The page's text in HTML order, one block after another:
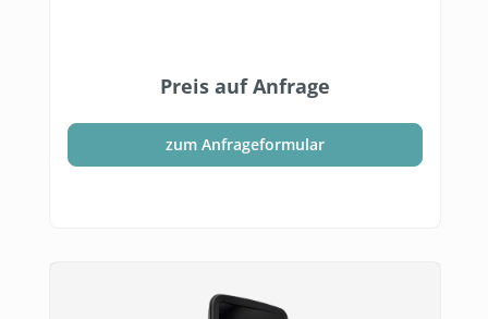
Preis auf Anfrage
zum Anfrageformular